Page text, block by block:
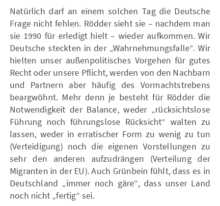
Natürlich darf an einem solchen Tag die Deutsche
Frage nicht fehlen. Rödder sieht sie – nachdem man
sie 1990 für erledigt hielt – wieder aufkommen. Wir
Deutsche steckten in der „Wahrnehmungsfalle“. Wir
hielten unser außenpolitisches Vorgehen für gutes
Recht oder unsere Pflicht, werden von den Nachbarn
und Partnern aber häufig des Vormachtstrebens
beargwöhnt. Mehr denn je besteht für Rödder die
Notwendigkeit der Balance, weder „rücksichtslose
Führung noch führungslose Rücksicht“ walten zu
lassen, weder in erratischer Form zu wenig zu tun
(Verteidigung) noch die eigenen Vorstellungen zu
sehr den anderen aufzudrängen (Verteilung der
Migranten in der EU). Auch Grünbein fühlt, dass es in
Deutschland „immer noch gäre“, dass unser Land
noch nicht „fertig“ sei.